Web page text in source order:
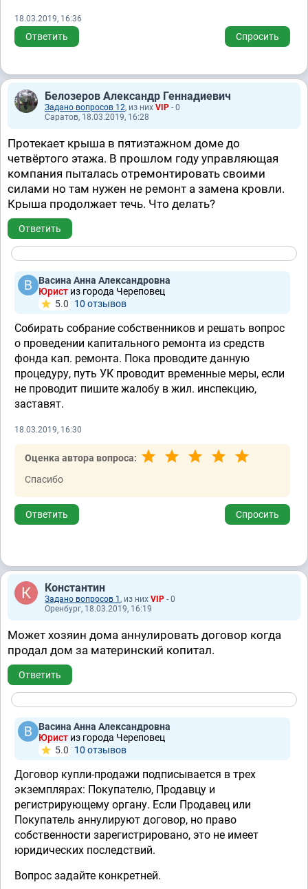
18.03.2019, 16:36
Ответить Спросить
Белозеров Александр Геннадиевич
Задано вопросов 12, из них VIP - 0
Саратов, 18.03.2019, 16:28
Протекает крыша в пятиэтажном доме до
четвёртого этажа. В прошлом году управляющая
компания пыталась отремонтировать своими
силами но там нужен не ремонт а замена кровли.
Крыша продолжает течь. Что делать?
Ответить
Васина Анна Александровна
Юрист из города Череповец
5.0
10 отзывов
Собирать собрание собственников и решать вопрос
о проведении капитального ремонта из средств
фонда кап. ремонта. Пока проводите данную
процедуру, путь УК проводит временные меры, если
не проводит пишите жалобу в жил. инспекцию,
заставят.
18.03.2019, 16:30
Оценка автора вопроса:
Спасибо
Ответить Спросить
Константин
Задано вопросов 1 , из них VIP - 0
Оренбург, 18.03.2019, 16:19
Может хозяин дома аннулировать договор когда
продал дом за материнский копитал.
Ответить
Васина Анна Александровна
Юрист из города Череповец
5.0
10 отзывов
Договор купли-продажи подписывается в трех
экземплярах: Покупателю, Продавцу и
регистрирующему органу. Если Продавец или
Покупатель аннулируют договор, но право
собственности зарегистрировано, это не имеет
юридических последствий.
Вопрос задайте конкретней.